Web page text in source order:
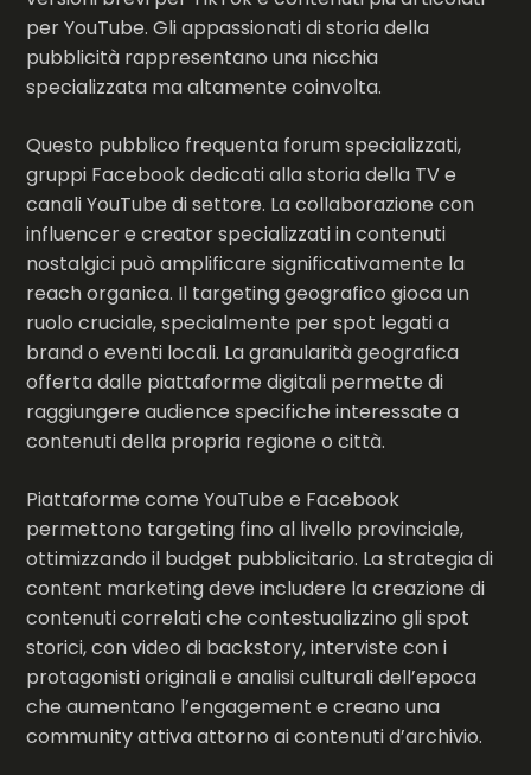
per YouTube. Gli appassionati di storia della
pubblicità rappresentano una nicchia
specializzata ma altamente coinvolta.
Questo pubblico frequenta forum specializzati,
gruppi Facebook dedicati alla storia della TV e
canali YouTube di settore. La collaborazione con
influencer e creator specializzati in contenuti
nostalgici può amplificare significativamente la
reach organica. Il targeting geografico gioca un
ruolo cruciale, specialmente per spot legati a
brand o eventi locali. La granularità geografica
offerta dalle piattaforme digitali permette di
raggiungere audience specifiche interessate a
contenuti della propria regione o città.
Piattaforme come YouTube e Facebook
permettono targeting fino al livello provinciale,
ottimizzando il budget pubblicitario. La strategia di
content marketing deve includere la creazione di
contenuti correlati che contestualizzino gli spot
storici, con video di backstory, interviste con i
protagonisti originali e analisi culturali dell’epoca
che aumentano l’engagement e creano una
community attiva attorno ai contenuti d’archivio.